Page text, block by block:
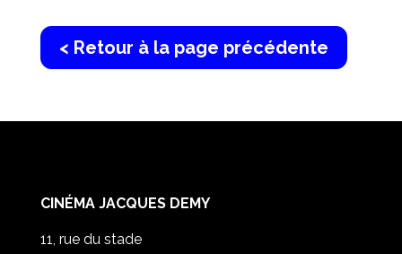
< Retour à la page précédente
CINÉMA JACQUES DEMY
11, rue du stade